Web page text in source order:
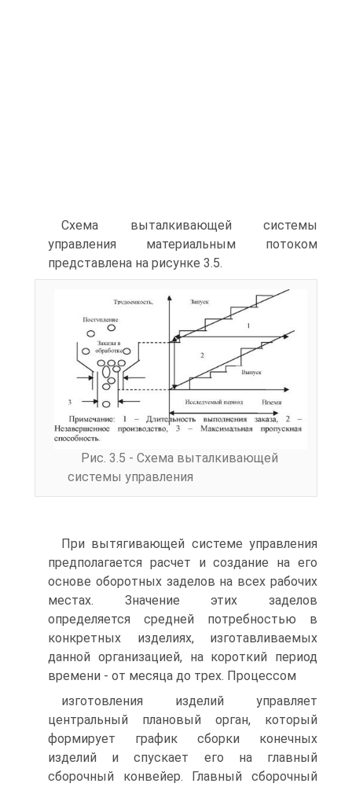
Схема выталкивающей системы
управления материальным потоком
представлена на рисунке 3.5.
Рис. 3.5 - Схема выталкивающей
системы управления
При вытягивающей системе управления
предполагается расчет и создание на его
основе оборотных заделов на всех рабочих
местах. Значение этих заделов
определяется средней потребностью в
конкретных изделиях, изготавливаемых
данной организацией, на короткий период
времени - от месяца до трех. Процессом
изготовления изделий управляет
центральный плановый орган, который
формирует график сборки конечных
изделий и спускает его на главный
сборочный конвейер. Главный сборочный